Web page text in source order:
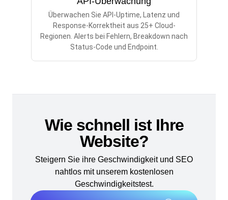
Überwachen Sie API-Uptime, Latenz und
Response-Korrektheit aus 25+ Cloud-
Regionen. Alerts bei Fehlern, Breakdown nach
Status-Code und Endpoint.
Wie schnell ist Ihre
Website?
Steigern Sie ihre Geschwindigkeit und SEO
nahtlos mit unserem kostenlosen
Geschwindigkeitstest.